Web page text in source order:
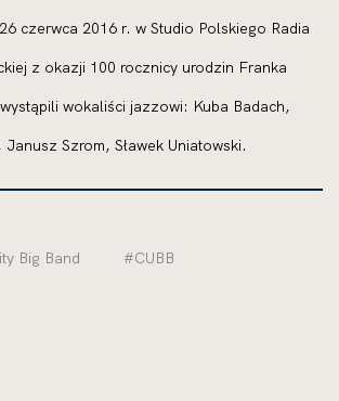
czerw­ca 2016 r. w Studio Polskiego Radia
z oka­zji 100 rocz­ni­cy uro­dzin Franka
woka­li­ści jaz­zo­wi: Kuba Badach,
Szrom, Sławek Uniatowski.
Big Band
#CUBB